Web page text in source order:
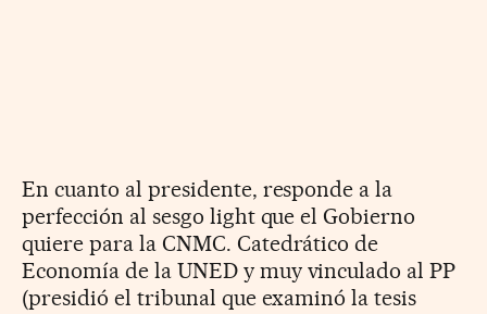
En cuanto al presidente, responde a la
perfección al sesgo light que el Gobierno
quiere para la CNMC. Catedrático de
Economía de la UNED y muy vinculado al PP
(presidió el tribunal que examinó la tesis